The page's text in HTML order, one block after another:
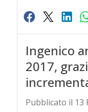
Ingenico
2017,
Pubblicato il 13